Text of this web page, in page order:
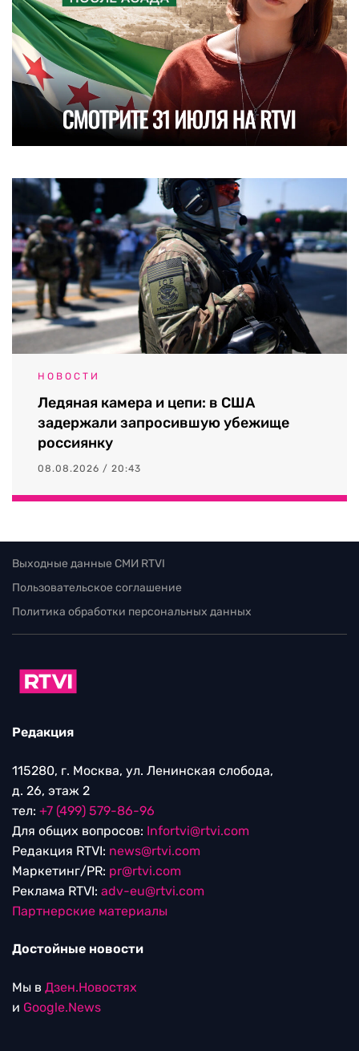
НОВОСТИ
Ледяная камера и цепи: в США
задержали запросившую убежище
россиянку
08.08.2026 / 20:43
Выходные данные СМИ RTVI
Пользовательское соглашение
Политика обработки персональных данных
Редакция
115280, г. Москва, ул. Ленинская слобода,
д. 26, этаж 2
тел: +7 (499) 579-86-96
Для общих вопросов: Infortvi@rtvi.com
Редакция RTVI: news@rtvi.com
Маркетинг/PR: pr@rtvi.com
Реклама RTVI: adv-eu@rtvi.com
Партнерские материалы
Достойные новости
Мы в Дзен.Новостях
и Google.News